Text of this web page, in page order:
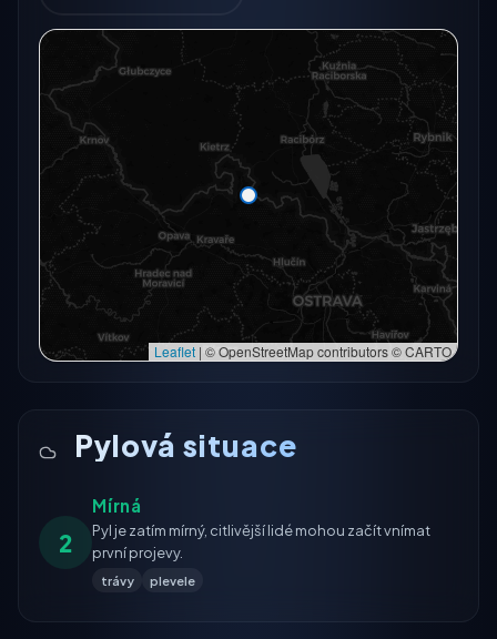
Radarový snímek momentálně není dostupný.
Otevřít v plné mapě
Zkusit znovu
Otevřít v plné mapě →
Leaflet | © OpenStreetMap contributors © CARTO
Pylová situace
2
Mírná
Pyl je zatím mírný, citlivější lidé mohou začít vnímat
první projevy.
trávy plevele